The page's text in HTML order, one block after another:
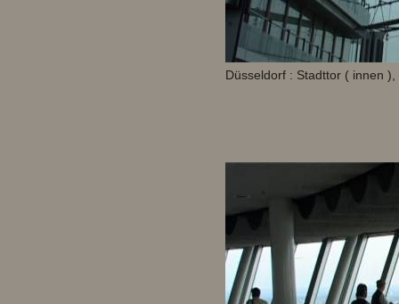
Düsseldorf : Stadttor ( innen